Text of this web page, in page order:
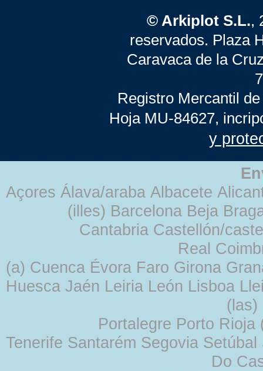
© Arkiplot S.L.,
reservados. Plaza
Caravaca de la
Registro Mercantil
Hoja MU-84627,
y
Açores Álava/araba Albacete
(illes) Barcelona Beja
Cantabria Castellón/
Real
(a) Cuenca Évora Faro Girona
Huesca Jaén Leiria León Lisboa
Portalegre Porto
Tenerife Santarém Segovia
Do